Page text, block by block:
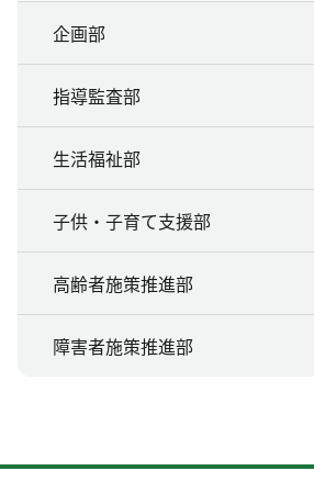
企画部
指導監査部
生活福祉部
子供・子育て支援部
高齢者施策推進部
障害者施策推進部